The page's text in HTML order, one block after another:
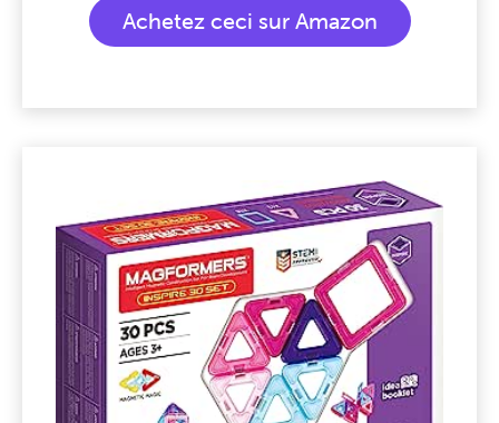
Achetez ceci sur Amazon